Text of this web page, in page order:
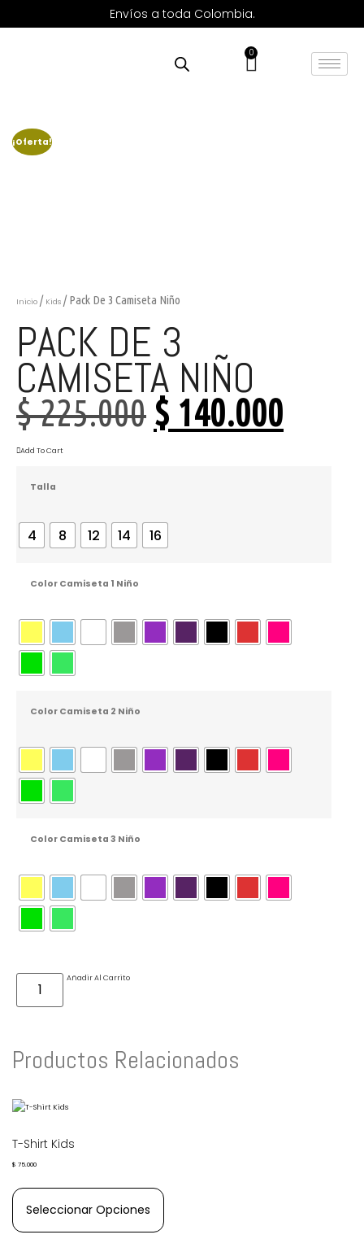
Envíos a toda Colombia.
0
¡Oferta!
Inicio / Kids / Pack De 3 Camiseta Niño
PACK DE 3
CAMISETA NIÑO
$225.000 $ 140.000
Add To Cart
Talla
4 8 12 14 16
Color Camiseta 1 Niño
Color Camiseta 2 Niño
Color Camiseta 3 Niño
Añadir Al Carrito
Productos Relacionados
T-Shirt Kids
$ 75.000
Seleccionar Opciones